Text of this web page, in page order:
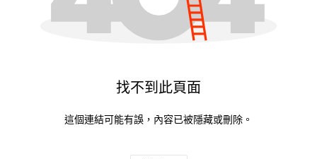
找不到此頁面
這個連結可能有誤，內容已被隱藏或刪除。